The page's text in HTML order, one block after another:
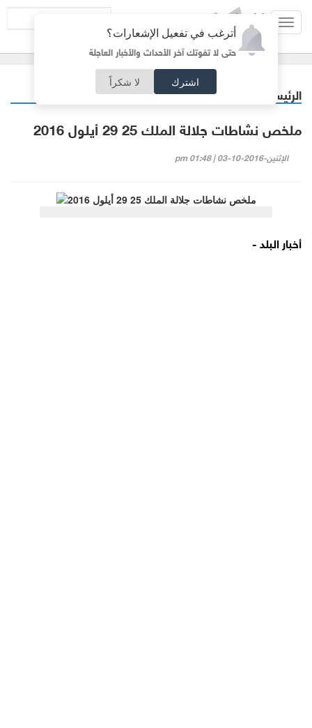
أترغب في تفعيل الإشعارات؟
حتى لا تفوتك آخر الأحداث والأخبار العاجلة
اشترك لا شكراً
الرئيسية فيديو البلد
ملخص نشاطات جلالة الملك 25 29 أيلول 2016
الإثنين-2016-10-03 | 01:48 pm
أخبار البلد -